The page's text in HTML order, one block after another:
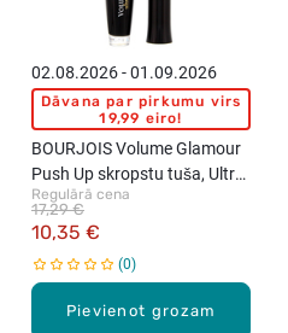
Pievienot grozam
02.08.2026 - 01.09.2026
Dāvana par pirkumu virs
19,99 eiro!
BOURJOIS Volume Glamour
Push Up skropstu tuša, Ultra
Black, 6ml
Regulārā cena
10,35 €
17,29 €
0